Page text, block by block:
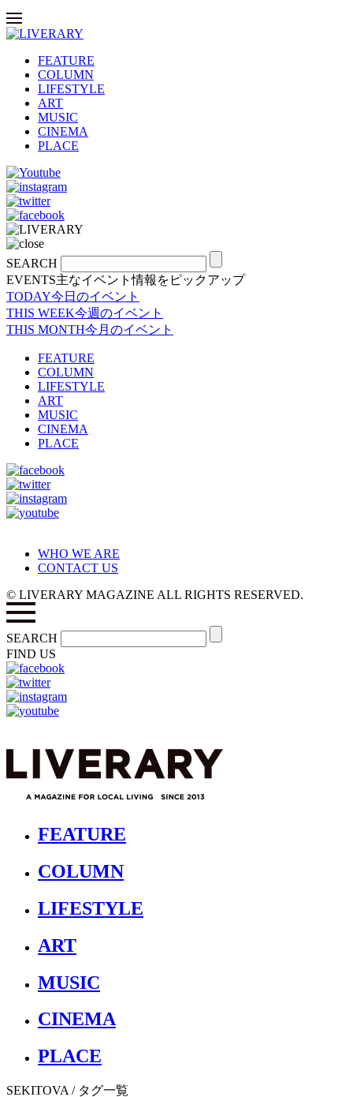
FEATURE
COLUMN
LIFESTYLE
ART
MUSIC
CINEMA
PLACE
SEARCH
EVENTS主なイベント情報をピックアップ
TODAY今日のイベント
THIS WEEK今週のイベント
THIS MONTH今月のイベント
FEATURE
COLUMN
LIFESTYLE
ART
MUSIC
CINEMA
PLACE
WHO WE ARE
CONTACT US
© LIVERARY MAGAZINE ALL RIGHTS RESERVED.
SEARCH
FIND US
FEATURE
COLUMN
LIFESTYLE
ART
MUSIC
CINEMA
PLACE
SEKITOVA / タグ一覧